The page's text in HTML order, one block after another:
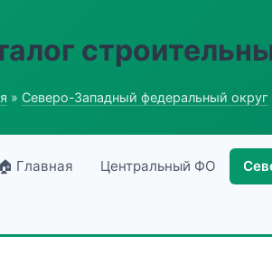
» Северо-Западный федеральный округ
🏠 Главная Центральный ФО